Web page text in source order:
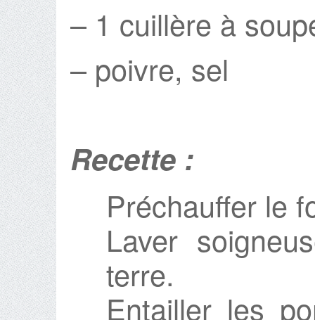
– 1 cuillère à
– poivre, sel
Recette :
Préchauffer le
Laver
terre.
Entailler les